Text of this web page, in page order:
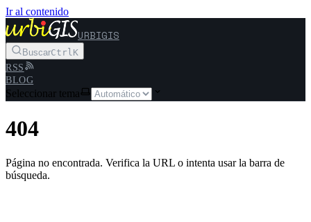
Ir al contenido
URBIGIS
BuscarCtrlK
RSS
BLOG
Seleccionar tema
404
Página no encontrada. Verifica la URL o intenta usar la barra de
búsqueda.